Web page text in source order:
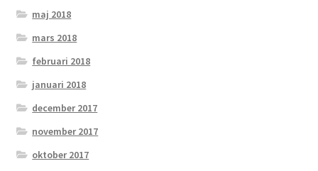
maj 2018
mars 2018
februari 2018
januari 2018
december 2017
november 2017
oktober 2017